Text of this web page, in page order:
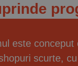
este conceput
scurte,